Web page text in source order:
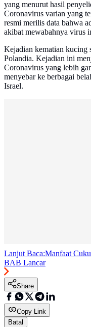
yang menurut hasil
Coronavirus varian yang
resmi merilis data bahwa
akibat mewabahnya virus
Kejadian kematian kucing
Polandia. Kejadian ini
Coronavirus yang lebih
menyebar ke berbagai
Israel.
Lanjut Baca:Manfaat
BAB Lancar
Share
Copy Link
Batal